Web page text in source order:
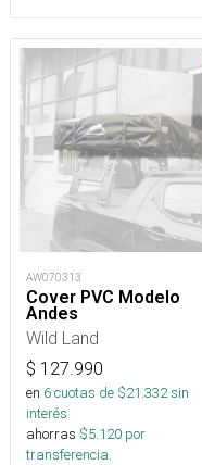
AW070313
Cover PVC Modelo
Andes
Wild Land
$ 127.990
en 6cuotas de $21.332sin
interés
ahorras $5.120 por
transferencia.